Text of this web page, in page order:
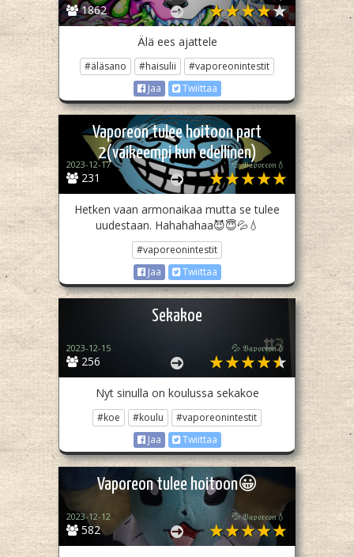
1862
Älä ees ajattele
#äläsano #haisulii
#vaporeonintestit
Jaa
Twiittaa
Vaporeon tulee hoitoon part
2(vaikeempi kun edellinen)
231
2023-12-17 💦 𝔙𝔞𝔭𝔬𝔯𝔢𝔬𝔫💧
Hetken vaan armonaikaa mutta se tulee
uudestaan. Hahahahaa😈😇💦💧
#vaporeonintestit
Jaa
Twiittaa
Sekakoe
256
2023-12-15 💦 𝔙𝔞𝔭𝔬𝔯𝔢𝔬𝔫💧
Nyt sinulla on koulussa sekakoe
#koe #koulu
#vaporeonintestit
Jaa
Twiittaa
Vaporeon tulee hoitoon😀
582
2023-12-12 💦 𝔙𝔞𝔭𝔬𝔯𝔢𝔬𝔫💧